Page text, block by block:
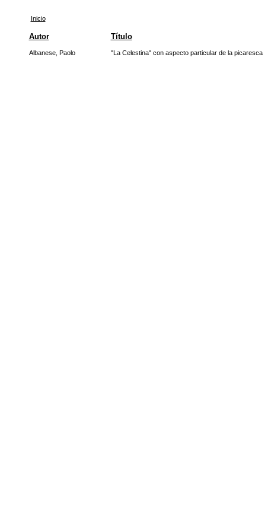
Inicio
Autor Título
Albanese, Paolo "La Celestina" con aspecto particular de la picaresca